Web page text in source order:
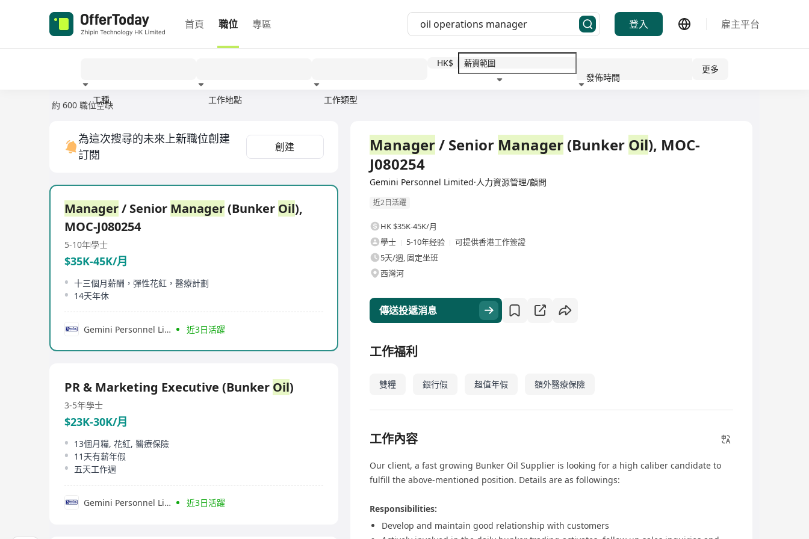
首頁 職位 專區 登入 雇主平台
工種 工作地點 工作類型
HK$
發佈時間
更多
約 600 職位空缺
為這次搜尋的未來上新職位創建
訂閱
創建
Manager/ Senior Manager(Bunker Oil),
MOC-J080254
5-10年學士
$35K-45K/月
十三個月薪酬，彈性花紅，醫療計劃
14天年休
Gemini Personnel Limited 近3日活躍
PR & Marketing Executive (Bunker Oil)
3-5年學士
$23K-30K/月
13個月糧, 花紅, 醫療保險
11天有薪年假
五天工作週
Gemini Personnel Limited 近3日活躍
Manager/ Senior Manager (Bunker Oil), MOC-
J080254
Gemini Personnel Limited·人力資源管理/顧問
近2日活躍
HK $35K-45K/月
學士
5-10年经验
可提供香港工作簽證
5天/週, 固定坐班
西灣河
傳送投遞消息
工作福利
雙糧 銀行假 超值年假 額外醫療保險
工作內容
Our client, a fast growing Bunker Oil Supplier is looking for a high caliber candidate to
fulfill the above-mentioned position. Details are as followings:
Responsibilities:
Develop and maintain good relationship with customers